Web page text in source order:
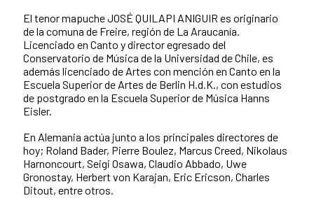
El tenor mapuche JOSÉ QUILAPI ANIGUIR es originario
de la comuna de Freire, región de La Araucanía.
Licenciado en Canto y director egresado del
Conservatorio de Música de la Universidad de Chile, es
además licenciado de Artes con mención en Canto en la
Escuela Superior de Artes de Berlin H.d.K., con estudios
de postgrado en la Escuela Superior de Música Hanns
Eisler.
En Alemania actúa junto a los principales directores de
hoy; Roland Bader, Pierre Boulez, Marcus Creed, Nikolaus
Harnoncourt, Seigi Osawa, Claudio Abbado, Uwe
Gronostay, Herbert von Karajan, Eric Ericson, Charles
Ditout, entre otros.